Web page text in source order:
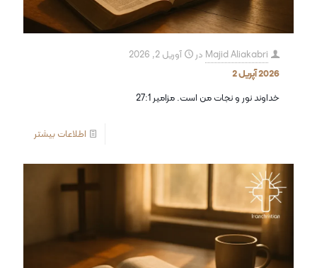
Majid Aliakabri در
آوریل 2, 2026
2026 آپریل 2
خداوند نور و نجات من است. مزامیر 27:1
اطلاعات بیشتر